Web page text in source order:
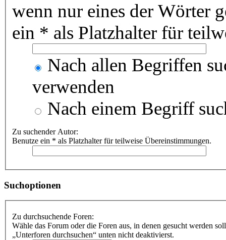
wenn nur eines der Wörter
ein * als Platzhalter für
Nach allen Begriffen
verwenden
Nach einem Begriff
Zu suchender Autor:
Benutze ein * als Platzhalter für teilweise Übereinstimmungen.
Suchoptionen
Zu durchsuchende Foren:
Wähle das Forum oder die Foren aus, in denen gesucht werden
„Unterforen durchsuchen“ unten nicht deaktivierst.